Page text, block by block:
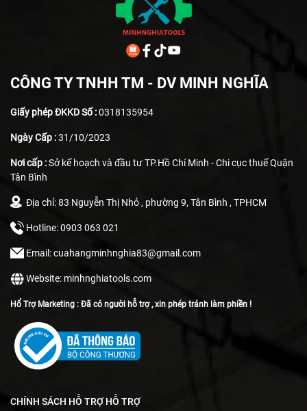
CÔNG TY TNHH TM - DV MINH NGHĨA
Giấy phép ĐKKD Số :0318135954
Ngày Cấp :31/10/2023
Nơi cấp :Sở kế hoạch và đầu tư TP.Hồ Chí Minh - Chi cục thuế Quận
Tân Bình
Địa chỉ: 83 Nguyễn Thị Nhỏ , phường 9, Tân Bình , TPHCM
Hotline: 0903 063 021
Email: cuahangminhnghia83@gmail.com
Website: minhnghiatools.com
Hổ Trợ Marketing : Đã có người hỗ trợ , xin phép tránh làm phiền !
CHÍNH SÁCH HỖ TRỢ HỖ TRỢ